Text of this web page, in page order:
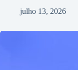
julho 13, 2026